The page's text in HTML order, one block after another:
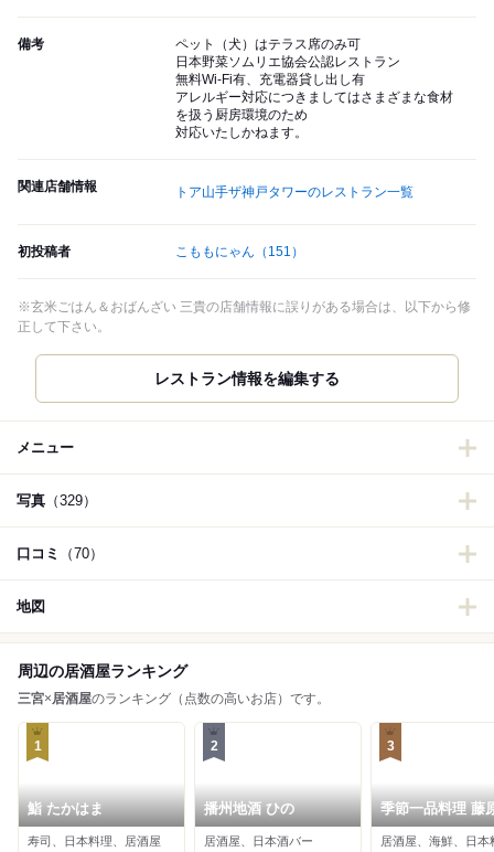
備考
ペット（犬）はテラス席のみ可
日本野菜ソムリエ協会公認レストラン
無料Wi-Fi有、充電器貸し出し有
アレルギー対応につきましてはさまざまな食材
を扱う厨房環境のため
対応いたしかねます。
関連店舗情報 トア山手ザ神戸タワーのレストラン一覧
初投稿者 こももにゃん （151）
※玄米ごはん＆おばんざい 三貴の店舗情報に誤りがある場合は、以下から修
正して下さい。
レストラン情報を編集する
メニュー
写真 （329）
口コミ （70）
地図
周辺の居酒屋ランキング
三宮×居酒屋のランキング（点数の高いお店）です。
1
鮨 たかはま
寿司、日本料理、居酒屋
2
播州地酒 ひの
居酒屋、日本酒バー
3
季節一品料理 藤
居酒屋、海鮮、日本